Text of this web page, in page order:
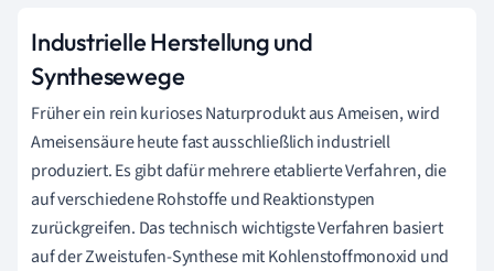
Industrielle Herstellung und
Synthesewege
Früher ein rein kurioses Naturprodukt aus Ameisen, wird
Ameisensäure heute fast ausschließlich industriell
produziert. Es gibt dafür mehrere etablierte Verfahren, die
auf verschiedene Rohstoffe und Reaktionstypen
zurückgreifen. Das technisch wichtigste Verfahren basiert
auf der Zweistufen-Synthese mit Kohlenstoffmonoxid und